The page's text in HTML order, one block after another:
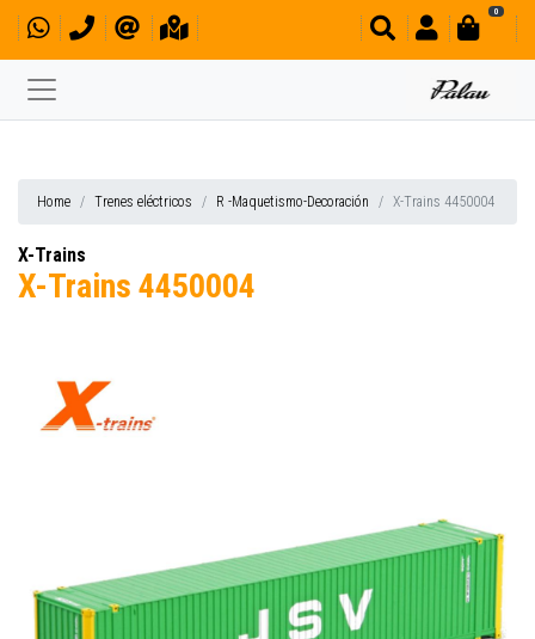
0
Home Trenes eléctricos R -Maquetismo-Decoración X-Trains 4450004
X-Trains
X-Trains 4450004